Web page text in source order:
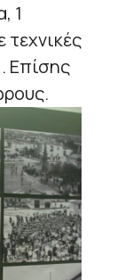
1
τεχνικές
Επίσης